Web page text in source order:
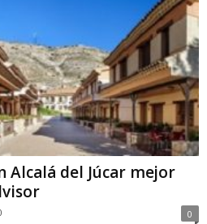
Alcalá del Júcar mejor
0